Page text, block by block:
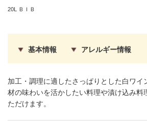
20L ＢＩＢ
加工・調理に適したさっぱりとした白ワイ
材の味わいを活かしたい料理や漬け込み料
ただけます。
基本情報 アレルギー情報